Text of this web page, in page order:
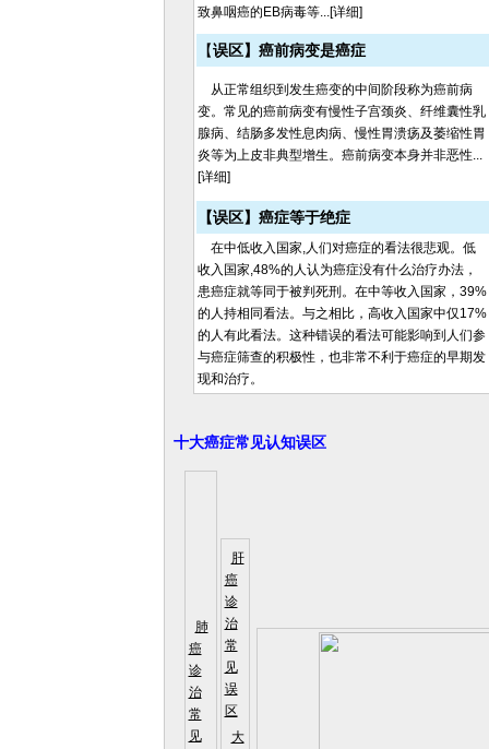
致鼻咽癌的EB病毒等...[详细]
【误区】癌前病变是癌症
从正常组织到发生癌变的中间阶段称为癌前病
变。常见的癌前病变有慢性子宫颈炎、纤维囊性乳
腺病、结肠多发性息肉病、慢性胃溃疡及萎缩性胃
炎等为上皮非典型增生。癌前病变本身并非恶性...
[详细]
【误区】癌症等于绝症
在中低收入国家,人们对癌症的看法很悲观。低
收入国家,48%的人认为癌症没有什么治疗办法，
患癌症就等同于被判死刑。在中等收入国家，39%
的人持相同看法。与之相比，高收入国家中仅17%
的人有此看法。这种错误的看法可能影响到人们参
与癌症筛查的积极性，也非常不利于癌症的早期发
现和治疗。
十大癌症常见认知误区
肺
癌
诊
治
常
见
肝
癌
诊
治
常
见
误
区
大